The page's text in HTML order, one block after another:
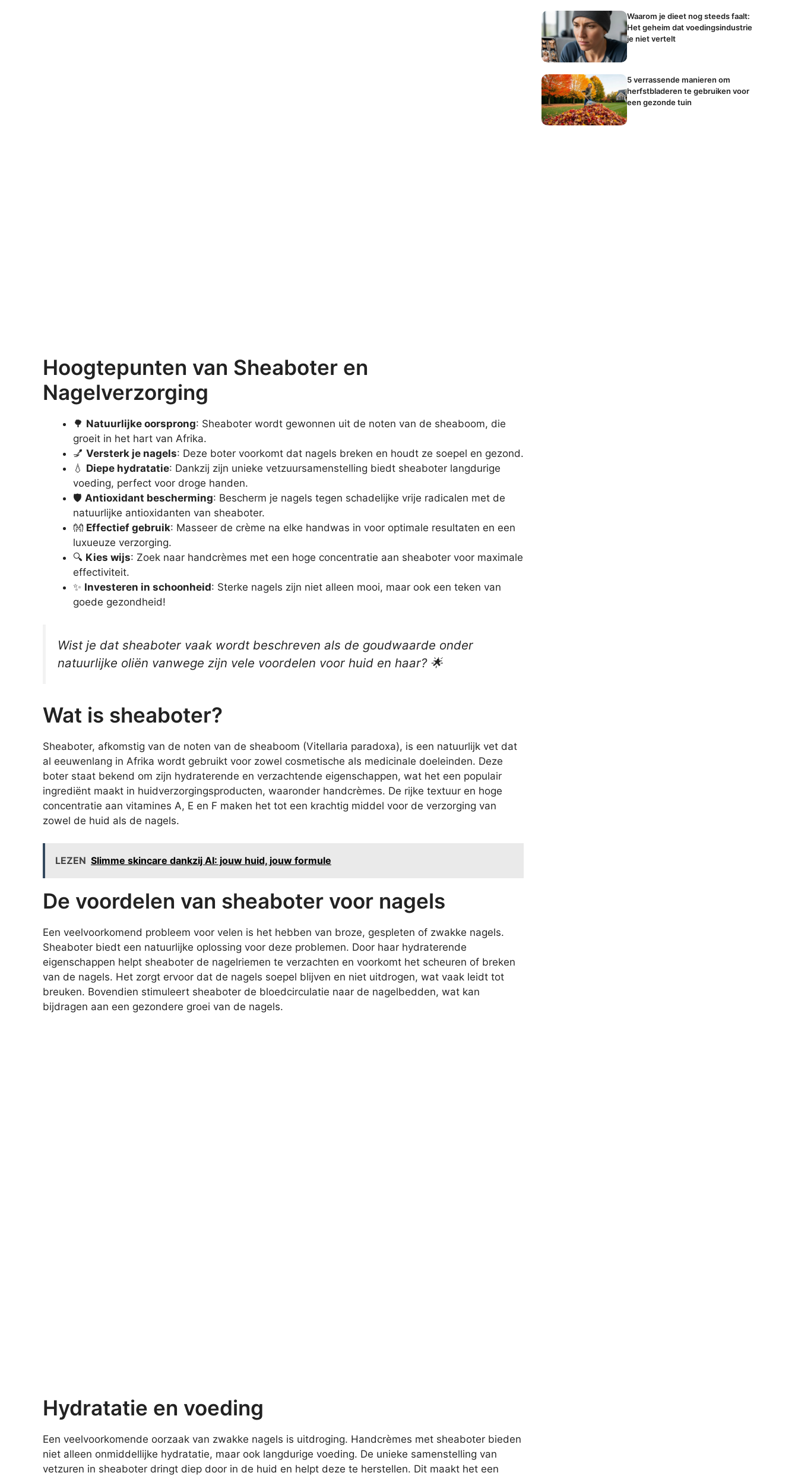
Hoogtepunten van Sheaboter en
Nagelverzorging
🌳 Natuurlijke oorsprong: Sheaboter wordt gewonnen uit de noten van de sheaboom, die
groeit in het hart van Afrika.
💅 Versterk je nagels: Deze boter voorkomt dat nagels breken en houdt ze soepel en gezond.
💧 Diepe hydratatie: Dankzij zijn unieke vetzuursamenstelling biedt sheaboter langdurige
voeding, perfect voor droge handen.
🛡️ Antioxidant bescherming: Bescherm je nagels tegen schadelijke vrije radicalen met de
natuurlijke antioxidanten van sheaboter.
👐 Effectief gebruik: Masseer de crème na elke handwas in voor optimale resultaten en een
luxueuze verzorging.
🔍 Kies wijs: Zoek naar handcrèmes met een hoge concentratie aan sheaboter voor maximale
effectiviteit.
✨ Investeren in schoonheid: Sterke nagels zijn niet alleen mooi, maar ook een teken van
goede gezondheid!
Wist je dat sheaboter vaak wordt beschreven als de goudwaarde onder
natuurlijke oliën vanwege zijn vele voordelen voor huid en haar? 🌟
Wat is sheaboter?
Sheaboter, afkomstig van de noten van de sheaboom (Vitellaria paradoxa), is een natuurlijk vet dat
al eeuwenlang in Afrika wordt gebruikt voor zowel cosmetische als medicinale doeleinden. Deze
boter staat bekend om zijn hydraterende en verzachtende eigenschappen, wat het een populair
ingrediënt maakt in huidverzorgingsproducten, waaronder handcrèmes. De rijke textuur en hoge
concentratie aan vitamines A, E en F maken het tot een krachtig middel voor de verzorging van
zowel de huid als de nagels.
LEZEN Slimme skincare dankzij AI: jouw huid, jouw formule
De voordelen van sheaboter voor nagels
Een veelvoorkomend probleem voor velen is het hebben van broze, gespleten of zwakke nagels.
Sheaboter biedt een natuurlijke oplossing voor deze problemen. Door haar hydraterende
eigenschappen helpt sheaboter de nagelriemen te verzachten en voorkomt het scheuren of breken
van de nagels. Het zorgt ervoor dat de nagels soepel blijven en niet uitdrogen, wat vaak leidt tot
breuken. Bovendien stimuleert sheaboter de bloedcirculatie naar de nagelbedden, wat kan
bijdragen aan een gezondere groei van de nagels.
Hydratatie en voeding
Een veelvoorkomende oorzaak van zwakke nagels is uitdroging. Handcrèmes met sheaboter bieden
niet alleen onmiddellijke hydratatie, maar ook langdurige voeding. De unieke samenstelling van
vetzuren in sheaboter dringt diep door in de huid en helpt deze te herstellen. Dit maakt het een
Waarom je dieet nog steeds faalt:
Het geheim dat voedingsindustrie
je niet vertelt
5 verrassende manieren om
herfstbladeren te gebruiken voor
een gezonde tuin